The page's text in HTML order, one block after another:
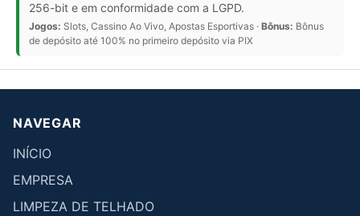
256-bit e em conformidade com a LGPD.
Jogos: Slots, Cassino Ao Vivo, Apostas Esportivas · Bônus: Bônus
de depósito até 100% no primeiro depósito via PIX
NAVEGAR
INÍCIO
EMPRESA
LIMPEZA DE TELHADO